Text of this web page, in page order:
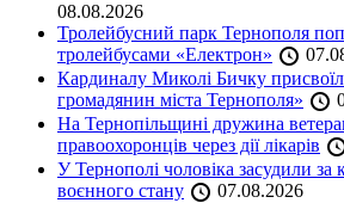
08.08.2026
Тролейбусний парк Тернополя
тролейбусами «Електрон»
Кардиналу Миколі Бичку
громадянин міста Тернополя»
На Тернопільщині дружина
правоохоронців через дії лікарів
У Тернополі чоловіка засудили за
воєнного стану
07.08.2026